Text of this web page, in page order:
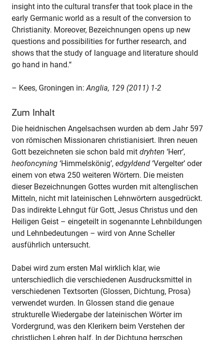
insight into the cultural transfer that took place in the
early Germanic world as a result of the conversion to
Christianity. Moreover, Bezeichnungen opens up new
questions and possibilities for further research, and
shows that the study of language and literature should
go hand in hand.“
– Kees, Groningen in:Anglia, 129 (2011) 1-2
Zum Inhalt
Die heidnischen Angelsachsen wurden ab dem Jahr 597
von römischen Missionaren christianisiert. Ihren neuen
Gott bezeichneten sie schon bald mit dryhten ‘Herr’,
heofoncyning ‘Himmelskönig’, edgyldend ‘Vergelter’ oder
einem von etwa 250 weiteren Wörtern. Die meisten
dieser Bezeichnungen Gottes wurden mit altenglischen
Mitteln, nicht mit lateinischen Lehnwörtern ausgedrückt.
Das indirekte Lehngut für Gott, Jesus Christus und den
Heiligen Geist – eingeteilt in sogenannte Lehnbildungen
und Lehnbedeutungen – wird von Anne Scheller
ausführlich untersucht.
Dabei wird zum ersten Mal wirklich klar, wie
unterschiedlich die verschiedenen Ausdrucksmittel in
verschiedenen Textsorten (Glossen, Dichtung, Prosa)
verwendet wurden. In Glossen stand die genaue
strukturelle Wiedergabe der lateinischen Wörter im
Vordergrund, was den Klerikern beim Verstehen der
christlichen Lehren half. In der Dichtung herrschen